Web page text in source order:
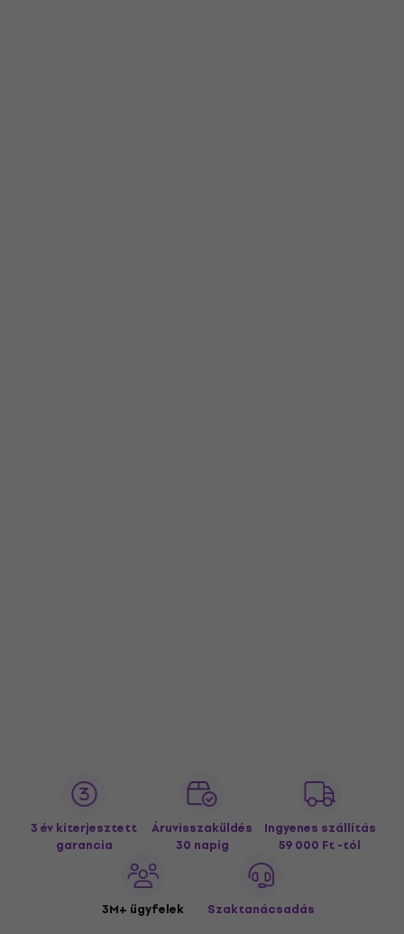
3 év kiterjesztett
garancia
Áruvisszaküldés
30 napig
Ingyenes szállítás
59 000 Ft -tól
3M+ ügyfelek Szaktanácsadás